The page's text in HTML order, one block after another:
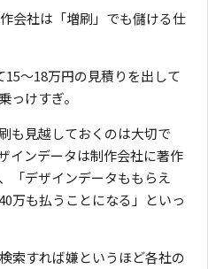
会社は「増刷」でも儲ける仕
〜18万円の見積りを出して
っけすぎ。
も見越しておくのは大切で
インデータは制作会社に著作
「デザインデータももらえ
万も払うことになる」といっ
索すれば嫌というほど各社の